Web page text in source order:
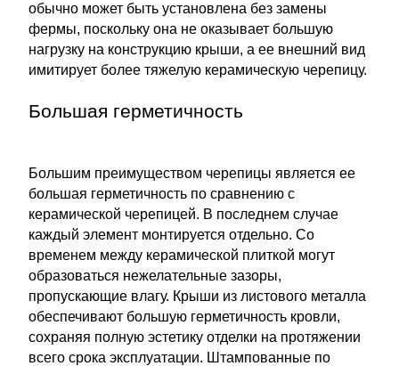
обычно может быть установлена ​​без замены
фермы, поскольку она не оказывает большую
нагрузку на конструкцию крыши, а ее внешний вид
имитирует более тяжелую керамическую черепицу.
Большая герметичность
Большим преимуществом черепицы является ее
большая герметичность по сравнению с
керамической черепицей. В последнем случае
каждый элемент монтируется отдельно. Со
временем между керамической плиткой могут
образоваться нежелательные зазоры,
пропускающие влагу. Крыши из листового металла
обеспечивают большую герметичность кровли,
сохраняя полную эстетику отделки на протяжении
всего срока эксплуатации. Штампованные по